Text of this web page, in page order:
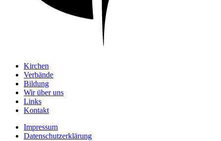
Kirchen
Verbände
Bildung
Wir über uns
Links
Kontakt
Impressum
Datenschutzerklärung